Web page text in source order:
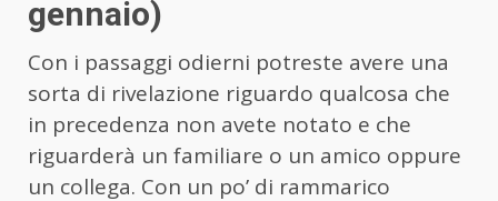
gennaio)
Con i passaggi odierni potreste avere una
sorta di rivelazione riguardo qualcosa che
in precedenza non avete notato e che
riguarderà un familiare o un amico oppure
un collega. Con un po’ di rammarico